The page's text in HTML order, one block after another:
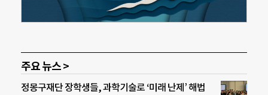
주요 뉴스 >
정몽구재단 장학생들, 과학기술로 ‘미래 난제’ 해법